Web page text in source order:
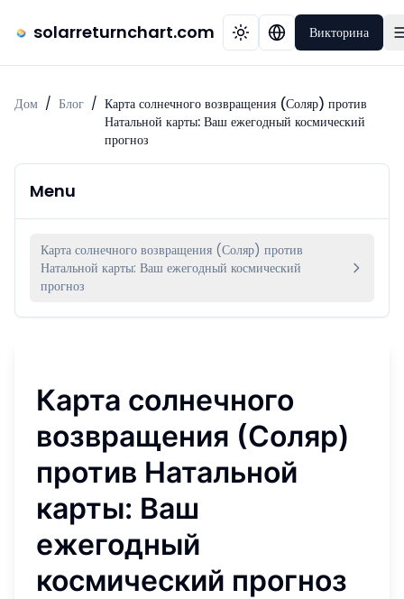
solarreturnchart.com Викторина
Дом / Блог / Карта солнечного возвращения (Соляр) против
Натальной карты: Ваш ежегодный космический
прогноз
Menu
Карта солнечного возвращения (Соляр) против
Натальной карты: Ваш ежегодный космический
прогноз
Карта солнечного
возвращения (Соляр)
против Натальной
карты: Ваш
ежегодный
космический прогноз